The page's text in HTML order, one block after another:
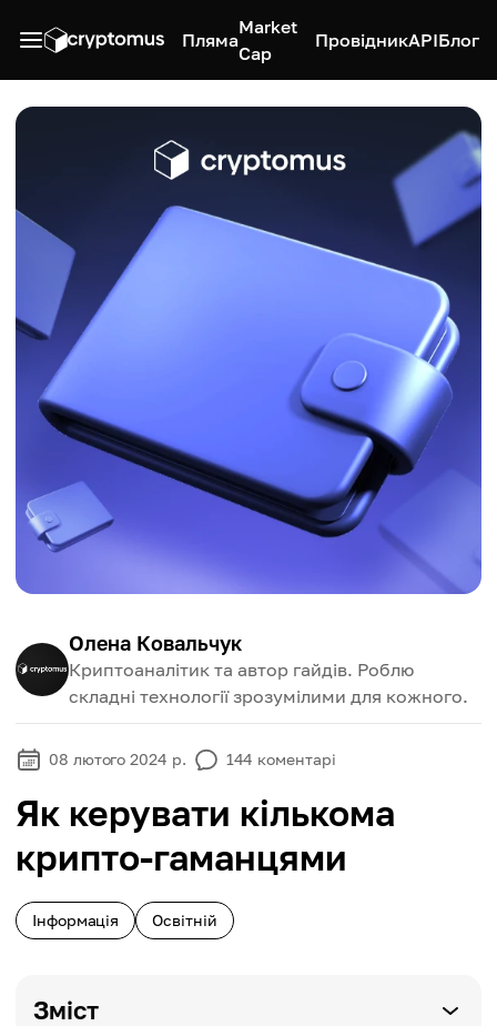
Пляма
Market
Cap
ПровідникAPIБлог
Олена Ковальчук
Криптоаналітик та автор гайдів. Роблю
складні технології зрозумілими для кожного.
08 лютого 2024 р. 144 коментарі
Як керувати кількома
крипто-гаманцями
Інформація Освітній
Зміст